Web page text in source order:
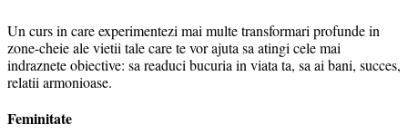
Un curs in care experimentezi mai multe transformari profunde in
zone-cheie ale vietii tale care te vor ajuta sa atingi cele mai
indraznete obiective: sa readuci bucuria in viata ta, sa ai bani, succes,
relatii armonioase.
Feminitate